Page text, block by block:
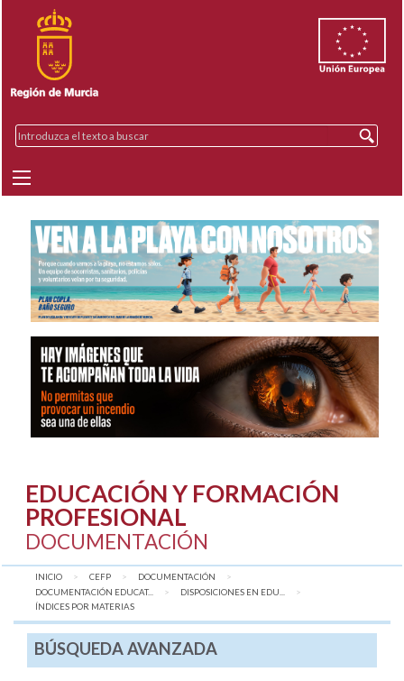
EDUCACIÓN Y FORMACIÓN
PROFESIONAL
DOCUMENTACIÓN
INICIO CEFP
DOCUMENTACIÓN
DOCUMENTACIÓN EDUCAT...
DISPOSICIONES EN EDU...
AQUÍ:
ÍNDICES POR MATERIAS
BÚSQUEDA AVANZADA